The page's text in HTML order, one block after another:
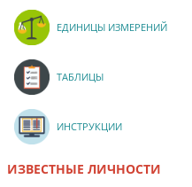
ЕДИНИЦЫ ИЗМЕРЕНИЙ
ТАБЛИЦЫ
ИНСТРУКЦИИ
ИЗВЕСТНЫЕ ЛИЧНОСТИ